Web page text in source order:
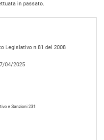
in passato.
Legislativo n.81 del 2008
04/2025
e Sanzioni 231